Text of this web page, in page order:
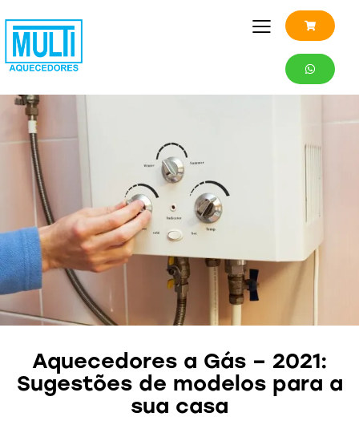
Aquecedores a Gás – 2021:
Sugestões de modelos para a
sua casa